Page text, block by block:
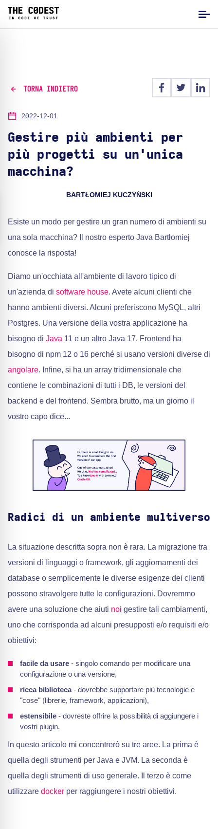
TORNA INDIETRO
2022-12-01
Gestire più ambienti per
più progetti su un'unica
macchina?
BARTŁOMIEJ KUCZYŃSKI
Esiste un modo per gestire un gran numero di ambienti su
una sola macchina? Il nostro esperto Java Bartłomiej
conosce la risposta!
Diamo un'occhiata all'ambiente di lavoro tipico di
un'azienda di software house. Avete alcuni clienti che
hanno ambienti diversi. Alcuni preferiscono MySQL, altri
Postgres. Una versione della vostra applicazione ha
bisogno di Java 11 e un altro Java 17. Frontend ha
bisogno di npm 12 o 16 perché si usano versioni diverse di
angolare. Infine, si ha un array tridimensionale che
contiene le combinazioni di tutti i DB, le versioni del
backend e del frontend. Sembra brutto, ma un giorno il
vostro capo dice...
Radici di un ambiente multiverso
La situazione descritta sopra non è rara. La migrazione tra
versioni di linguaggi o framework, gli aggiornamenti dei
database o semplicemente le diverse esigenze dei clienti
possono stravolgere tutte le configurazioni. Dovremmo
avere una soluzione che aiuti noi gestire tali cambiamenti,
uno che corrisponda ad alcuni presupposti e/o requisiti e/o
obiettivi:
facile da usare - singolo comando per modificare una
configurazione o una versione,
ricca biblioteca- dovrebbe supportare più tecnologie e
"cose" (librerie, framework, applicazioni),
estensibile - dovreste offrire la possibilità di aggiungere i
vostri plugin.
In questo articolo mi concentrerò su tre aree. La prima è
quella degli strumenti per Java e JVM. La seconda è
quella degli strumenti di uso generale. Il terzo è come
utilizzare docker per raggiungere i nostri obiettivi.